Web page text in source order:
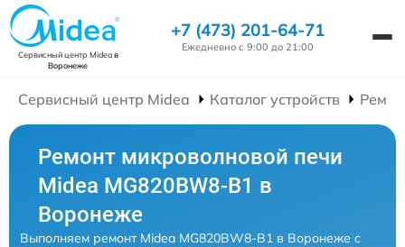
Сервисный центр Mideaв
Воронеже
+7 (473) 201-64-71
Ежедневно с 9:00 до 21:00
Сервисный центр Midea Каталог устройств
Ремонт микроволновой печи
Midea MG820BW8-B1 в
Воронеже
Выполняем ремонт Midea MG820BW8-B1 в Воронеже с